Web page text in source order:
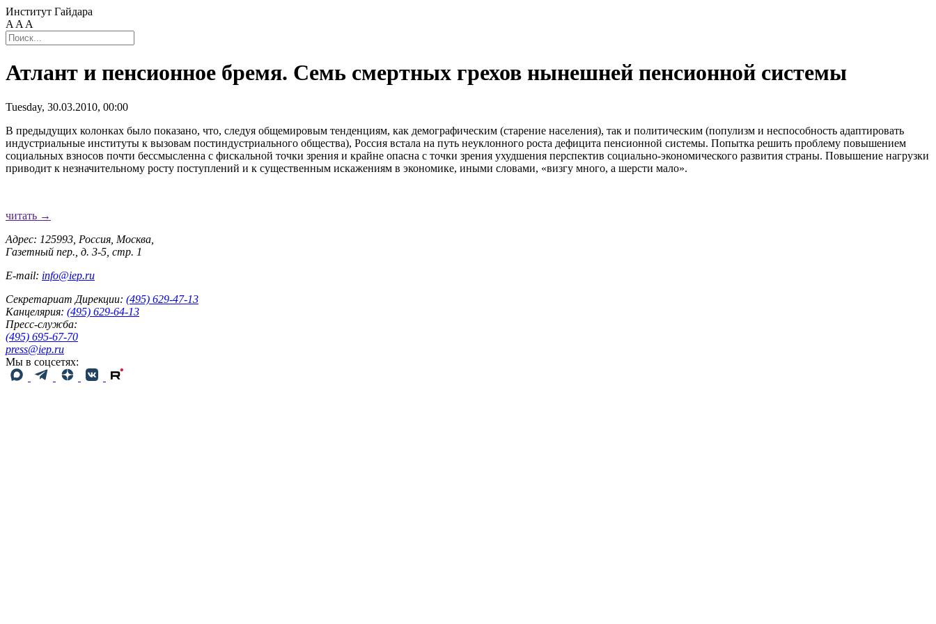
Институт Гайдара
A A A
Атлант и пенсионное бремя. Семь смертных грехов нынешней пенсионной системы
Tuesday, 30.03.2010, 00:00
В предыдущих колонках было показано, что, следуя общемировым тенденциям, как демографическим (старение населения), так и политическим (популизм и неспособность адаптировать
индустриальные институты к вызовам постиндустриального общества), Россия встала на путь неуклонного роста дефицита пенсионной системы. Попытка решить проблему повышением
социальных взносов почти бессмысленна с фискальной точки зрения и крайне опасна с точки зрения ухудшения перспектив социально-экономического развития страны. Повышение нагрузки
приводит к незначительному росту поступлений и к существенным искажениям в экономике, иными словами, «визгу много, а шерсти мало».
читать →
Адрес: 125993, Россия, Москва,
Газетный пер., д. 3-5, стр. 1
E-mail: info@iep.ru
Секретариат Дирекции: (495) 629-47-13
Канцелярия: (495) 629-64-13
Пресс-служба:
(495) 695-67-70
press@iep.ru
Мы в соцсетях: